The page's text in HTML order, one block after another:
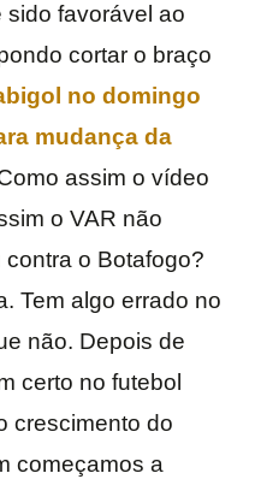
sido favorável ao
cortar o braço
no domingo
mudança da
assim o vídeo
o VAR não
o Botafogo?
Tem algo errado no
não. Depois de
certo no futebol
crescimento do
começamos a